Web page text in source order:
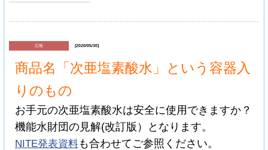
広報 [2020/05/30]
商品名「次亜塩素酸水」という容器入
りのもの
お手元の次亜塩素酸水は安全に使用できますか？
機能水財団の見解(改訂版）となります。
NITE発表資料も合わせてご参照ください。